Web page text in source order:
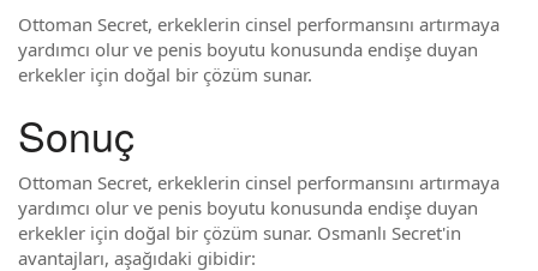
Ottoman Secret, erkeklerin cinsel performansını artırmaya
yardımcı olur ve penis boyutu konusunda endişe duyan
erkekler için doğal bir çözüm sunar.
Sonuç
Ottoman Secret, erkeklerin cinsel performansını artırmaya
yardımcı olur ve penis boyutu konusunda endişe duyan
erkekler için doğal bir çözüm sunar. Osmanlı Secret'in
avantajları, aşağıdaki gibidir: